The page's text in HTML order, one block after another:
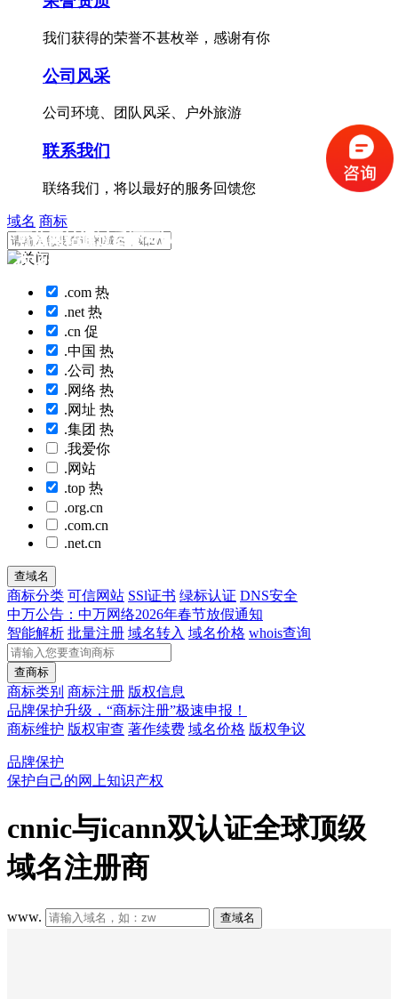
我们获得的荣誉不甚枚举，感谢有你
公司风采
公司环境、团队风采、户外旅游
联系我们
联络我们，将以最好的服务回馈您
可信网站通过后还可以修
改证书信息吗？
可信网站通过后还可以修
改证书信息吗？
域名 商标
.com 热
.net 热
.cn 促
.中国 热
.公司 热
.网络 热
.网址 热
.集团 热
.我爱你
.网站
.top 热
.org.cn
.com.cn
.net.cn
查域名
商标分类 可信网站 SSl证书 绿标认证 DNS安全
中万公告：中万网络2026年春节放假通知
智能解析 批量注册 域名转入 域名价格 whois查询
查商标
商标类别 商标注册 版权信息
品牌保护升级，“商标注册”极速申报！
商标维护 版权审查 著作续费 域名价格 版权争议
品牌保护
保护自己的网上知识产权
cnnic与icann双认证全球顶级
域名注册商
www. 查域名